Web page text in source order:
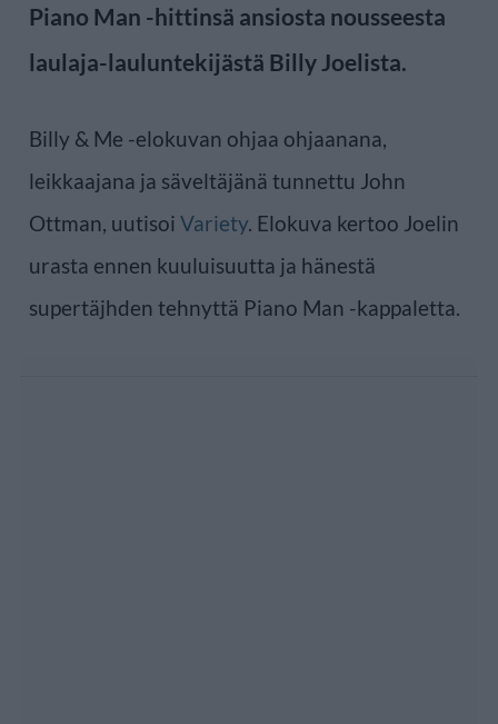
Piano Man -hittinsä ansiosta nousseesta
laulaja-lauluntekijästä Billy Joelista.
Billy & Me -elokuvan ohjaa ohjaanana,
leikkaajana ja säveltäjänä tunnettu John
Ottman, uutisoi Variety. Elokuva kertoo Joelin
urasta ennen kuuluisuutta ja hänestä
supertäjhden tehnyttä Piano Man -kappaletta.